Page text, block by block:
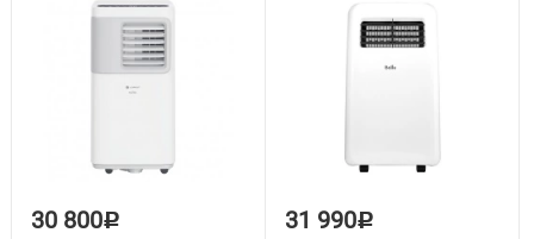
30 800Р 31 990Р